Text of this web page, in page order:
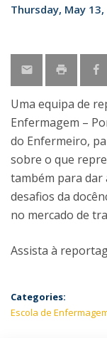
Thursday, May
Uma equipa de
Enfermagem –
do Enfermeiro,
sobre o que
também para dar
desafios da
no mercado de
Assista à
Categories:
Escola de